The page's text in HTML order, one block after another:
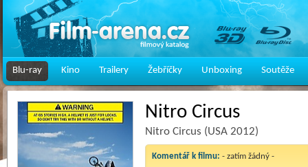
Blu-ray Kino Trailery Žebříčky Unboxing Soutěže
Nitro Circus
Nitro Circus (USA 2012)
Komentář k filmu: - zatím žádný -